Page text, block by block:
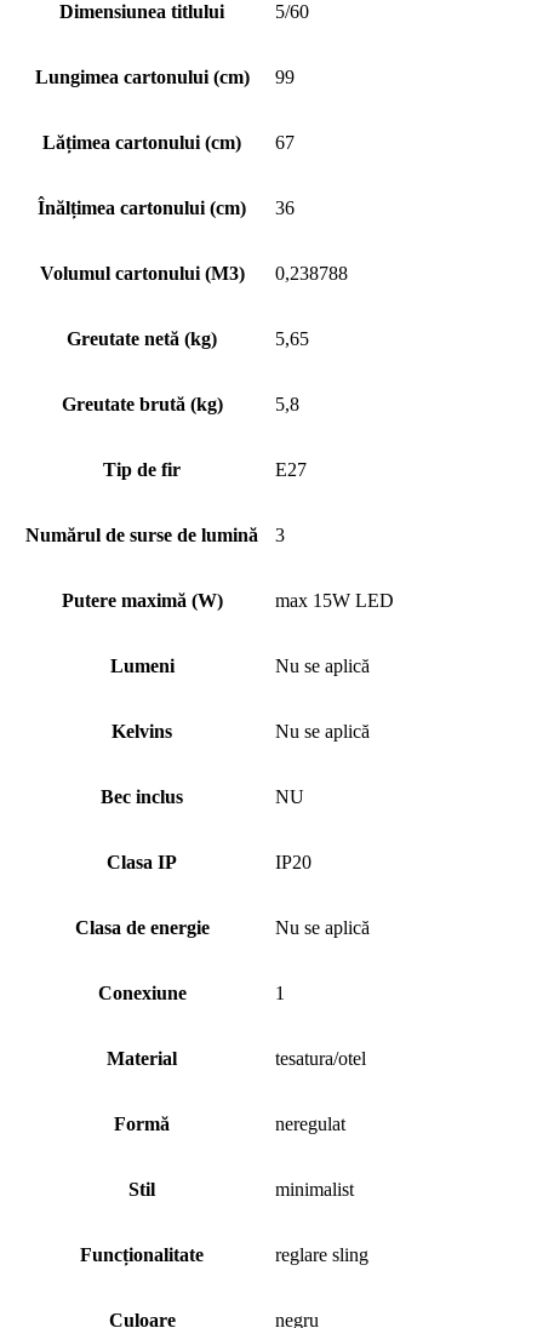
Dimensiunea titlului 5/60
Lungimea cartonului (cm) 99
Lățimea cartonului (cm) 67
Înălțimea cartonului (cm) 36
Volumul cartonului (M3) 0,238788
Greutate netă (kg) 5,65
Greutate brută (kg) 5,8
Tip de fir E27
Numărul de surse de lumină 3
Putere maximă (W) max 15W LED
Lumeni Nu se aplică
Kelvins Nu se aplică
Bec inclus NU
Clasa IP IP20
Clasa de energie Nu se aplică
Conexiune 1
Material tesatura/otel
Formă neregulat
Stil minimalist
Funcționalitate reglare sling
Culoare negru